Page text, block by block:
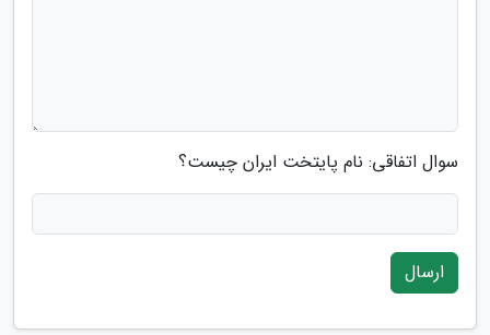
سوال اتفاقی: نام پایتخت ایران چیست؟
ارسال